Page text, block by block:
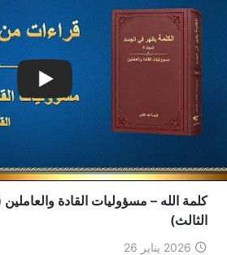
الثالث)
2026 يناير 26